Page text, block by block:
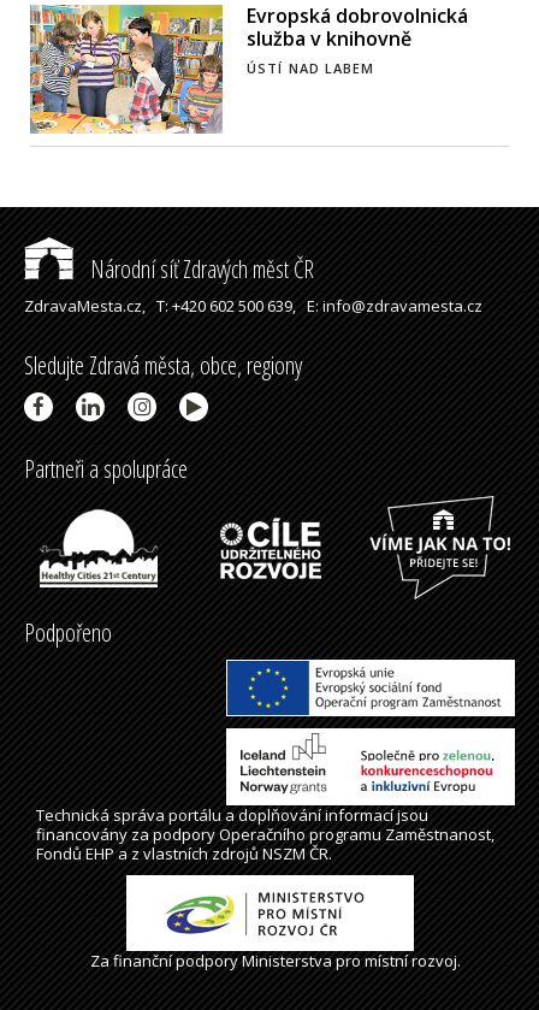
Evropská dobrovolnická
služba v knihovně
ÚSTÍ NAD LABEM
Národní síť Zdravých měst ČR
ZdravaMesta.cz,T: +420 602 500 639,E: info@zdravamesta.cz
Sledujte Zdravá města, obce, regiony
Partneři a spolupráce
Podpořeno
Technická správaportálua doplňování informací jsou
financovány za podpory Operačního programu Zaměstnanost,
Fondů EHP a z vlastních zdrojů NSZM ČR.
Za finanční podpory Ministerstva pro místní rozvoj.